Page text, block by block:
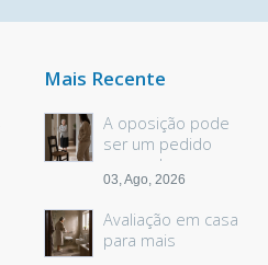
Mais Recente
A oposição pode
ser um pedido
sem palavras
03, Ago, 2026
Avaliação em casa
para mais